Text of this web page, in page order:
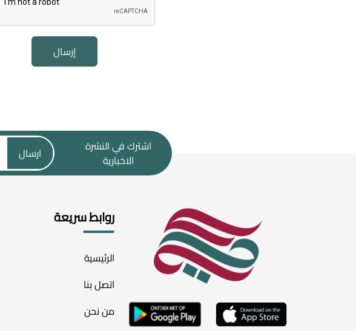
إرسال
اشترك في النشرة
الاخبارية
ارسال
روابط سريعة
الرئيسية
اتصل بنا
من نحن